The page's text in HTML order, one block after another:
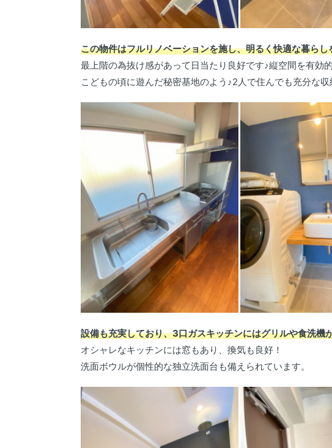
この物件はフルリノベーションを施し、明るく快適な暮ら
最上階の為抜け感があって日当たり良好です♪縦空間を有効
こどもの頃に遊んだ秘密基地のよう♪2人で住んでも充分な収
設備も充実しており、3口ガスキッチンにはグリルや食洗機
オシャレなキッチンには窓もあり、換気も良好！
洗面ボウルが個性的な独立洗面台も備えられています。